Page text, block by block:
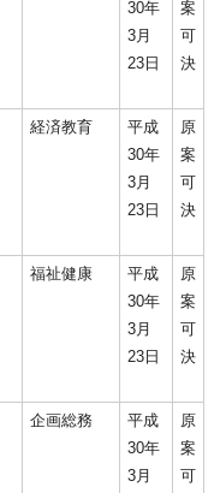
30年
3月
23日
案
可
決
経済教育
平成
30年
3月
23日
原
案
可
決
福祉健康
平成
30年
3月
23日
原
案
可
決
企画総務
平成
30年
3月
原
案
可